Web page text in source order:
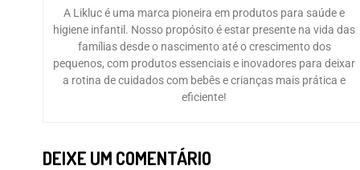
A Likluc é uma marca pioneira em produtos para saúde e
higiene infantil. Nosso propósito é estar presente na vida das
famílias desde o nascimento até o crescimento dos
pequenos, com produtos essenciais e inovadores para deixar
a rotina de cuidados com bebês e crianças mais prática e
eficiente!
DEIXE UM COMENTÁRIO